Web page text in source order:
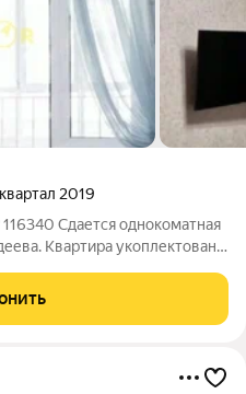
2019
Сдается однокоматная
Квартира укоплектована